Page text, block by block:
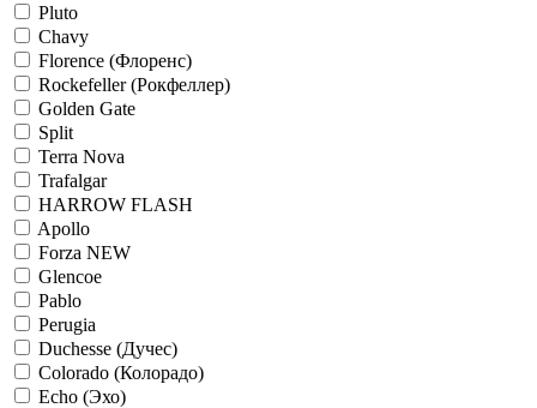
Pluto
Chavy
Florence (Флоренс)
Rockefeller (Рокфеллер)
Golden Gate
Split
Terra Nova
Trafalgar
HARROW FLASH
Apollo
Forza NEW
Glencoe
Pablo
Perugia
Duchesse (Дучес)
Colorado (Колорадо)
Echo (Эхо)